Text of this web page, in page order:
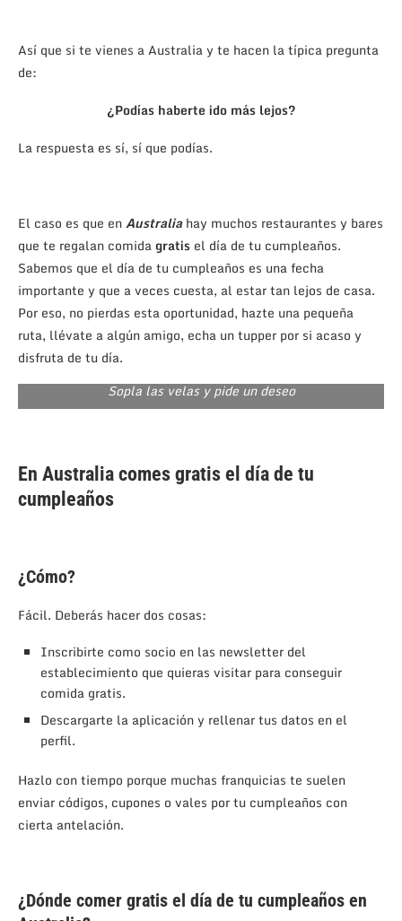
Así que si te vienes a Australia y te hacen la típica pregunta
de:
¿Podías haberte ido más lejos?
La respuesta es sí, sí que podías.
El caso es que enAustraliahay muchos restaurantes y bares
que te regalan comidagratis el día de tu cumpleaños.
Sabemos que el día de tu cumpleaños es una fecha
importante y que a veces cuesta, al estar tan lejos de casa.
Por eso, no pierdas esta oportunidad, hazte una pequeña
ruta, llévate a algún amigo, echa un tupper por si acaso y
disfruta de tu día.
Sopla las velas y pide un deseo
En Australia comes gratis el día de tu
cumpleaños
¿Cómo?
Fácil. Deberás hacer dos cosas:
Inscribirte como socio en las newsletter del
establecimiento que quieras visitar para conseguir
comida gratis.
Descargarte la aplicación y rellenar tus datos en el
perfil.
Hazlo con tiempo porque muchas franquicias te suelen
enviar códigos, cupones o vales por tu cumpleaños con
cierta antelación.
¿Dónde comer gratis el día de tu cumpleaños en